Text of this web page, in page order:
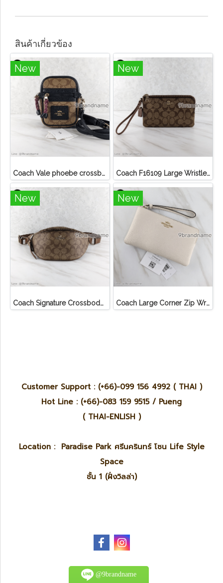
สินค้าเกี่ยวข้อง
New
Coach Vale phoebe crossbody in signature canvas
New
Coach F16109 Large Wristlet Double Zip Khaki
New
Coach Signature Crossbody Bag Waist Brown
New
Coach Large Corner Zip Wristlet
Customer Support : (+66)-099 156 4992 ( THAI )
Hot Line : (+66)-083 159 9515 / Pueng
( THAI-ENLISH )
Location : Paradise Park ศรีนครินทร์ โซน Life Style
Space
ชั้น 1 (ฝั่งวิลล่า)
@9brandname